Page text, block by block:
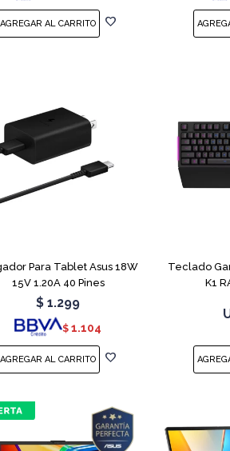
Para Tablet Asus 18W
15V 1.20A 40 Pines
$ 1.299
$ 1.104
Teclado
K1